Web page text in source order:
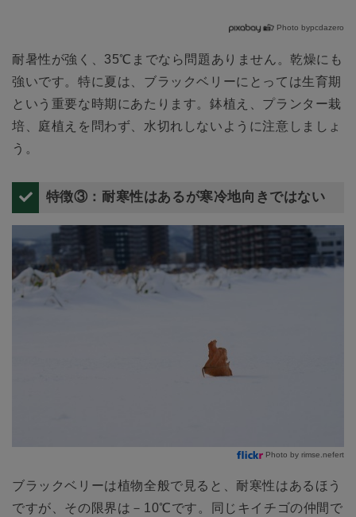
Photo bypcdazero
耐暑性が強く、35℃までなら問題ありません。乾燥にも
強いです。特に夏は、ブラックベリーにとっては生育期
という重要な時期にあたります。鉢植え、プランター栽
培、庭植えを問わず、水切れしないように注意しましょ
う。
特徴③：耐寒性はあるが寒冷地向きではない
Photo by rimse.nefert
ブラックベリーは植物全般で見ると、耐寒性はあるほう
ですが、その限界は－10℃です。同じキイチゴの仲間で